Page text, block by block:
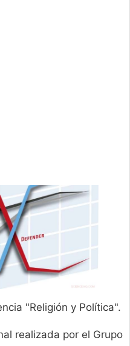
"Religión y Política".
realizada por el Grupo